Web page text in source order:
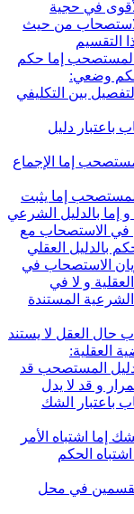
في حجية
من حيث
التقسيم
إما حكم
وضعي:
بين التكليفي
دليل
إما الإجماع
إما يثبت
إما بالدليل الشرعي
الاستصحاب مع
بالدليل العقلي
الاستصحاب في
و لا في
المستندة
العقل لا يستند
العقلية:
المستصحب قد
و قد لا يدل
باعتبار الشك
إما اشتباه الأمر
الحكم
في محل